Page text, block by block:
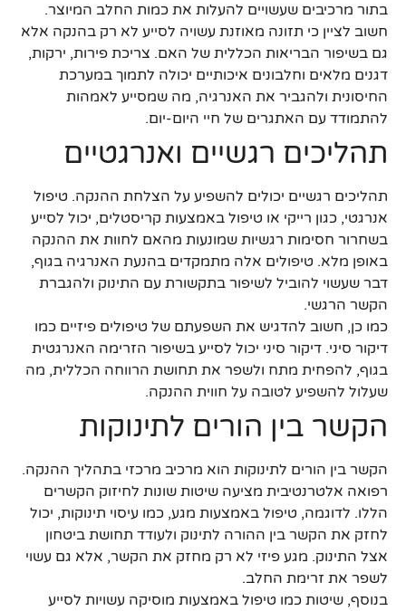
בתור מרכיבים שעשויים להעלות את כמות החלב המיוצר.
חשוב לציין כי תזונה מאוזנת עשויה לסייע לא רק בהנקה אלא
גם בשיפור הבריאות הכללית של האם. צריכת פירות, ירקות,
דגנים מלאים וחלבונים איכותיים יכולה לתמוך במערכת
החיסונית ולהגביר את האנרגיה, מה שמסייע לאמהות
להתמודד עם האתגרים של חיי היום-יום.
תהליכים רגשיים ואנרגטיים
תהליכים רגשיים יכולים להשפיע על הצלחת ההנקה. טיפול
אנרגטי, כגון רייקי או טיפול באמצעות קריסטלים, יכול לסייע
בשחרור חסימות רגשיות שמונעות מהאם לחוות את ההנקה
באופן מלא. טיפולים אלה מתמקדים בהנעת האנרגיה בגוף,
דבר שעשוי להוביל לשיפור בתקשורת עם התינוק ולהגברת
הקשר הרגשי.
כמו כן, חשוב להדגיש את השפעתם של טיפולים פיזיים כמו
דיקור סיני. דיקור סיני יכול לסייע בשיפור הזרימה האנרגטית
בגוף, להפחית מתח ולשפר את תחושת הרווחה הכללית, מה
שעלול להשפיע לטובה על חווית ההנקה.
הקשר בין הורים לתינוקות
הקשר בין הורים לתינוקות הוא מרכיב מרכזי בתהליך ההנקה.
רפואה אלטרנטיבית מציעה שיטות שונות לחיזוק הקשרים
הללו. לדוגמה, טיפול באמצעות מגע, כמו עיסוי תינוקות, יכול
לחזק את הקשר בין ההורה לתינוק ולעודד תחושת ביטחון
אצל התינוק. מגע פיזי לא רק מחזק את הקשר, אלא גם עשוי
לשפר את זרימת החלב.
בנוסף, שיטות כמו טיפול באמצעות מוסיקה עשויות לסייע